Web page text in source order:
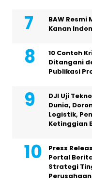
BAW Resmi
Kanan
10 Contoh
Ditangani
Publikasi
DJI Uji
Dunia,
Logistik,
Ketinggian
Press
Portal
Strategi
Perusahaan